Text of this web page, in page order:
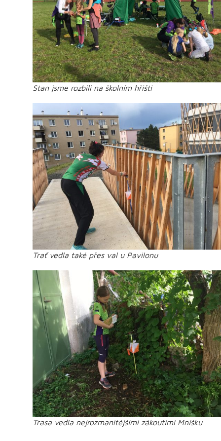
Stan jsme rozbili na školním hřišti
Trať vedla také přes val u Pavilonu
Trasa vedla nejrozmanitějšími zákoutími Mníšku